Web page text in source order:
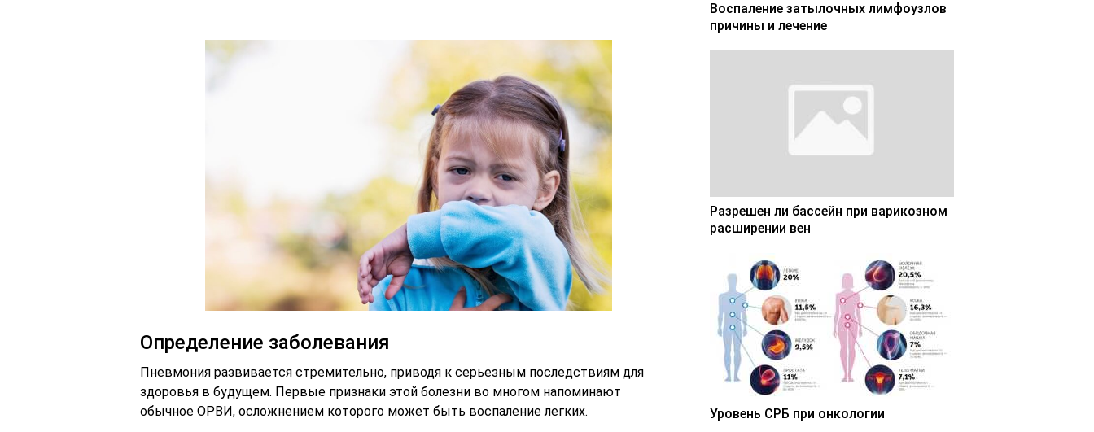
Определение заболевания
Пневмония развивается стремительно, приводя к серьезным последствиям для
здоровья в будущем. Первые признаки этой болезни во многом напоминают
обычное ОРВИ, осложнением которого может быть воспаление легких.
Воспаление затылочных лимфоузлов
причины и лечение
Разрешен ли бассейн при варикозном
расширении вен
Уровень СРБ при онкологии